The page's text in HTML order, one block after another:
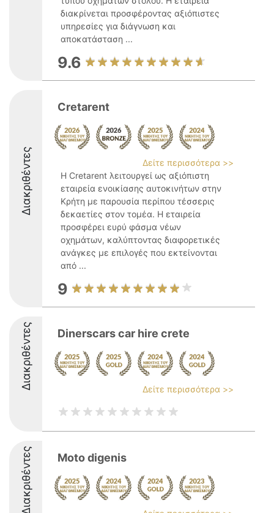
διακρίνεται προσφέροντας αξιόπιστες
υπηρεσίες για διάγνωση και
αποκατάσταση ...
9.6
Διακριθέντες
Cretarent
Δείτε περισσότερα >>
Η Cretarent λειτουργεί ως αξιόπιστη
εταιρεία ενοικίασης αυτοκινήτων στην
Κρήτη με παρουσία περίπου τέσσερις
δεκαετίες στον τομέα. Η εταιρεία
προσφέρει ευρύ φάσμα νέων
οχημάτων, καλύπτοντας διαφορετικές
ανάγκες με επιλογές που εκτείνονται
από ...
9
Διακριθέντες Dinerscars car hire crete
Δείτε περισσότερα >>
Διακριθέντες Moto digenis